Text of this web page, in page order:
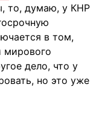
то, думаю, у КНР
в том,
мирового
дело, что у
но это уже